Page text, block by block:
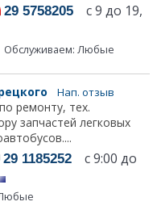
29 5758205 с 9 до 19,
Обслуживаем: Любые
Нап. отзыв
ремонту, тех.
запчастей легковых
29 1185252 с 9:00 до